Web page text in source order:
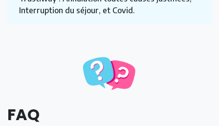
Interruption du séjour, et Covid.
FAQ